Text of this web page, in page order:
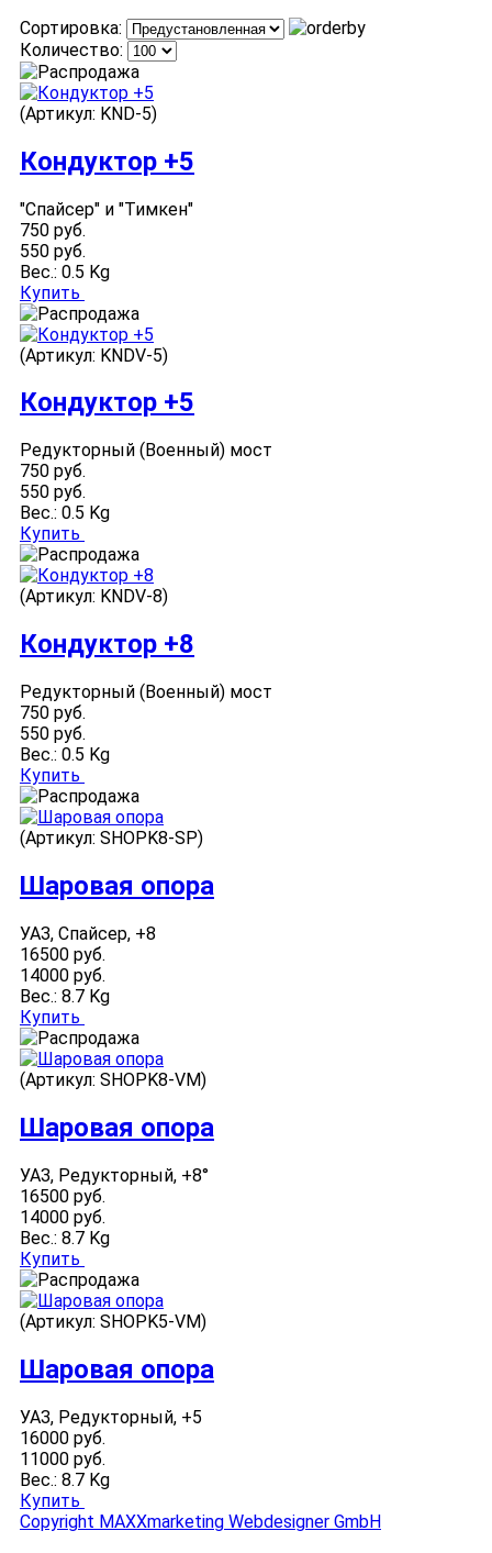
Сортировка:
Количество:
(Артикул: KND-5)
Кондуктор +5
"Спайсер" и "Тимкен"
750 руб.
550 руб.
Вес.: 0.5 Kg
Купить
(Артикул: KNDV-5)
Кондуктор +5
Редукторный (Военный) мост
750 руб.
550 руб.
Вес.: 0.5 Kg
Купить
(Артикул: KNDV-8)
Кондуктор +8
Редукторный (Военный) мост
750 руб.
550 руб.
Вес.: 0.5 Kg
Купить
(Артикул: SHOPK8-SP)
Шаровая опора
УАЗ, Спайсер, +8
16500 руб.
14000 руб.
Вес.: 8.7 Kg
Купить
(Артикул: SHOPK8-VM)
Шаровая опора
УАЗ, Редукторный, +8°
16500 руб.
14000 руб.
Вес.: 8.7 Kg
Купить
(Артикул: SHOPK5-VM)
Шаровая опора
УАЗ, Редукторный, +5
16000 руб.
11000 руб.
Вес.: 8.7 Kg
Купить
Copyright MAXXmarketing Webdesigner GmbH